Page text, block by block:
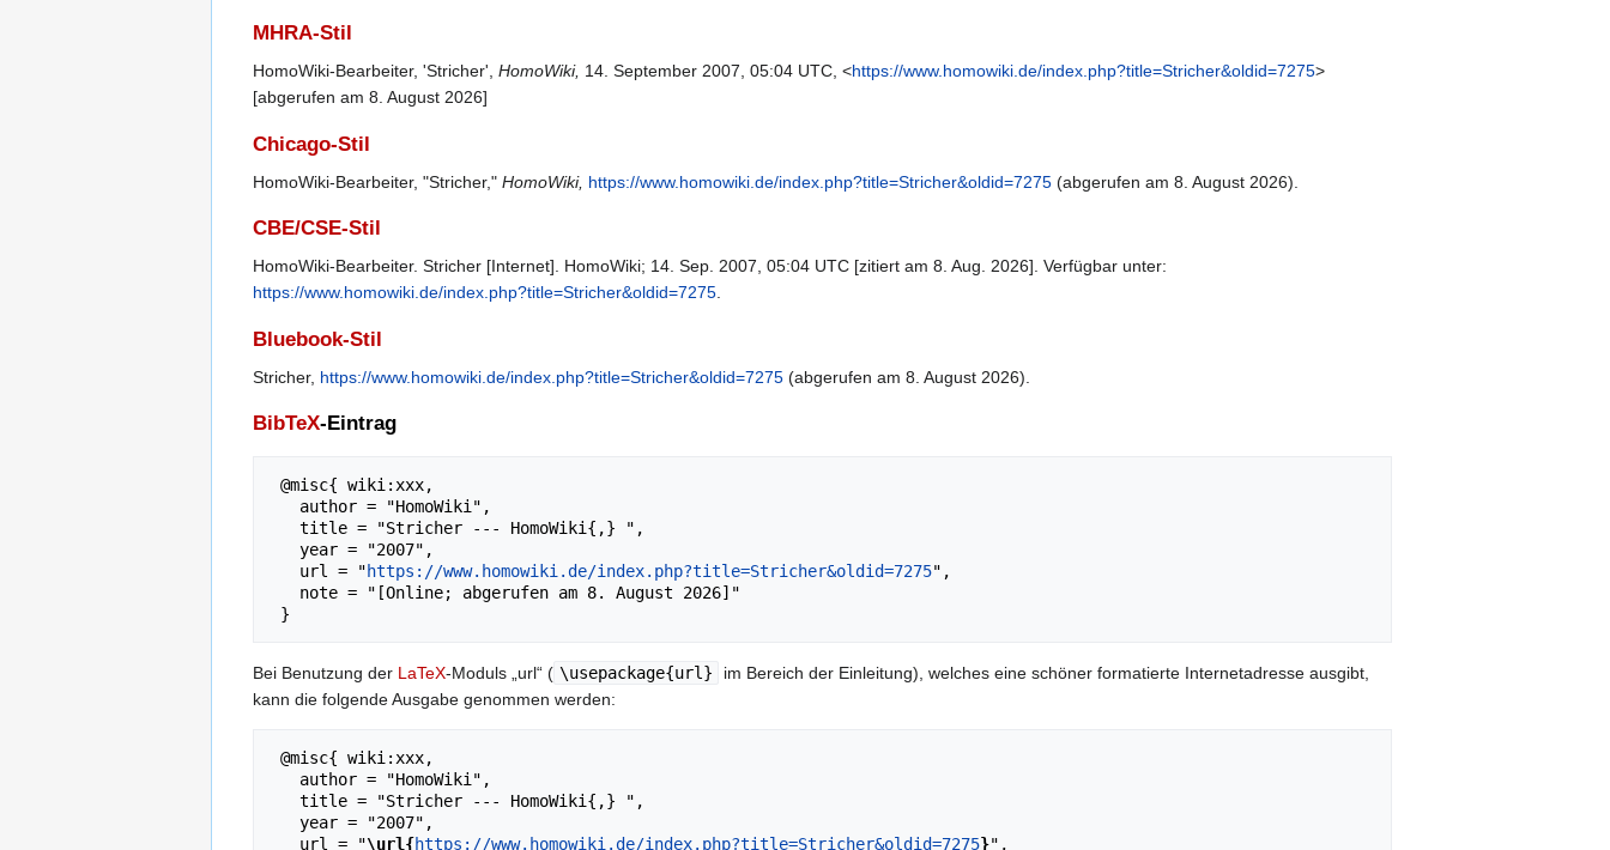
MHRA-Stil
HomoWiki-Bearbeiter, 'Stricher', HomoWiki, 14. September 2007, 05:04 UTC, <https://www.homowiki.de/index.php?title=Stricher&oldid=7275>
[abgerufen am 8. August 2026]
Chicago-Stil
HomoWiki-Bearbeiter, "Stricher," HomoWiki, https://www.homowiki.de/index.php?title=Stricher&oldid=7275 (abgerufen am 8. August 2026).
CBE/CSE-Stil
HomoWiki-Bearbeiter. Stricher [Internet]. HomoWiki; 14. Sep. 2007, 05:04 UTC [zitiert am 8. Aug. 2026]. Verfügbar unter:
https://www.homowiki.de/index.php?title=Stricher&oldid=7275
Bluebook-Stil
Stricher, https://www.homowiki.de/index.php?title=Stricher&oldid=7275 (abgerufen am 8. August 2026).
BibTeX-Eintrag
   url = "
https://www.homowiki.de/index.php?title=Stricher&oldid=7275",
Bei Benutzung der LaTeX-Moduls „url“ ( \usepackage{url}
im Bereich der Einleitung), welches eine schöner formatierte Internetadresse ausgibt,
kann die folgende Ausgabe genommen werden:
   url = "
\url{https://www.homowiki.de/index.php?title=Stricher&oldid=7275}",